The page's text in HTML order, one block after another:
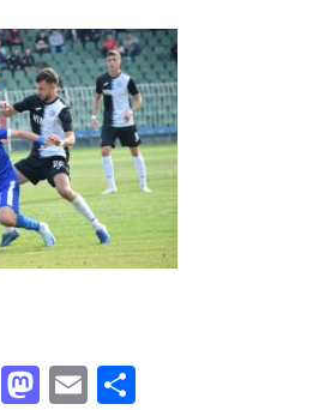
Facebook
Mastodon
Email